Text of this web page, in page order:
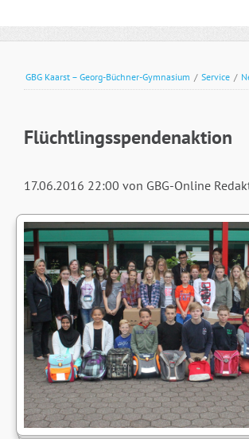
GBG Kaarst – Georg-Büchner-Gymnasium / Service /
Flüchtlingsspendenaktion
17.06.2016 22:00 von GBG-Online